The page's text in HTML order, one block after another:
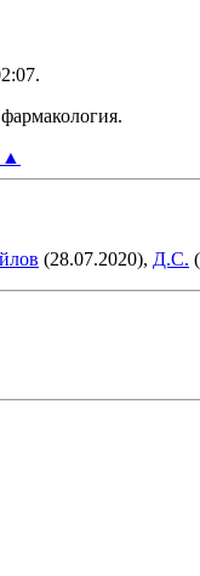
.
▲
(28.07.2020), Д.С.